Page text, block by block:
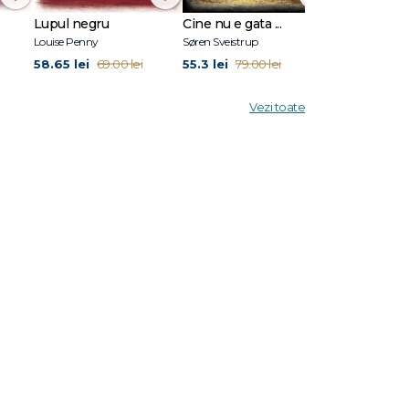
Lupul negru
Louise Penny
58.65 lei 69.00 lei
Cine nu e gata ...
Søren Sveistrup
55.3 lei 79.00 lei
Vezi toate